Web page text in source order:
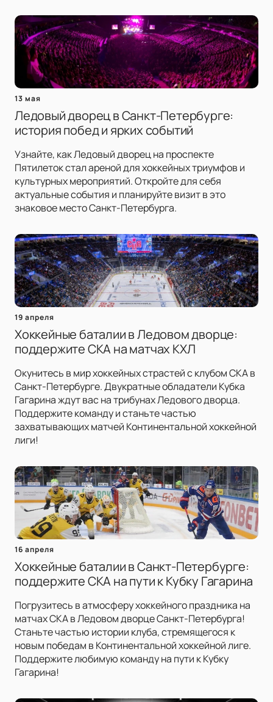
13 мая
Ледовый дворец в Санкт-Петербурге:
история побед и ярких событий
Узнайте, как Ледовый дворец на проспекте
Пятилеток стал ареной для хоккейных триумфов и
культурных мероприятий. Откройте для себя
актуальные события и планируйте визит в это
знаковое место Санкт-Петербурга.
19 апреля
Хоккейные баталии в Ледовом дворце:
поддержите СКА на матчах КХЛ
Окунитесь в мир хоккейных страстей с клубом СКА в
Санкт-Петербурге. Двукратные обладатели Кубка
Гагарина ждут вас на трибунах Ледового дворца.
Поддержите команду и станьте частью
захватывающих матчей Континентальной хоккейной
лиги!
16 апреля
Хоккейные баталии в Санкт-Петербурге:
поддержите СКА на пути к Кубку Гагарина
Погрузитесь в атмосферу хоккейного праздника на
матчах СКА в Ледовом дворце Санкт-Петербурга!
Станьте частью истории клуба, стремящегося к
новым победам в Континентальной хоккейной лиге.
Поддержите любимую команду на пути к Кубку
Гагарина!